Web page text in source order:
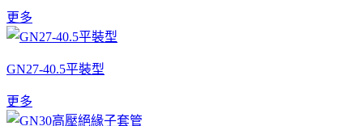
更多
GN27-40.5平裝型
更多